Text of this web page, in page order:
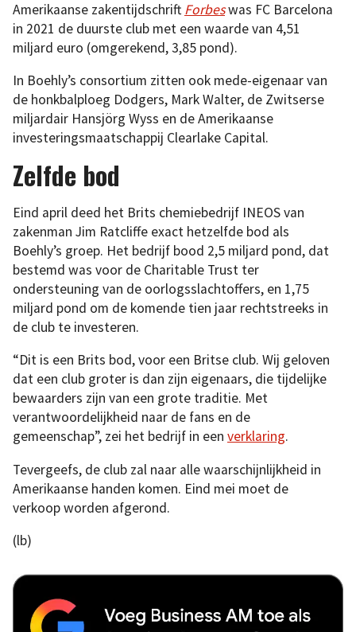
Amerikaanse zakentijdschrift Forbeswas FC Barcelona
in 2021 de duurste club met een waarde van 4,51
miljard euro (omgerekend, 3,85 pond).
In Boehly’s consortium zitten ook mede-eigenaar van
de honkbalploeg Dodgers, Mark Walter, de Zwitserse
miljardair Hansjörg Wyss en de Amerikaanse
investeringsmaatschappij Clearlake Capital.
Zelfde bod
Eind april deed het Brits chemiebedrijf INEOS van
zakenman Jim Ratcliffe exact hetzelfde bod als
Boehly’s groep. Het bedrijf bood 2,5 miljard pond, dat
bestemd was voor de Charitable Trust ter
ondersteuning van de oorlogsslachtoffers, en 1,75
miljard pond om de komende tien jaar rechtstreeks in
de club te investeren.
“Dit is een Brits bod, voor een Britse club. Wij geloven
dat een club groter is dan zijn eigenaars, die tijdelijke
bewaarders zijn van een grote traditie. Met
verantwoordelijkheid naar de fans en de
gemeenschap”, zei het bedrijf in een verklaring.
Tevergeefs, de club zal naar alle waarschijnlijkheid in
Amerikaanse handen komen. Eind mei moet de
verkoop worden afgerond.
(lb)